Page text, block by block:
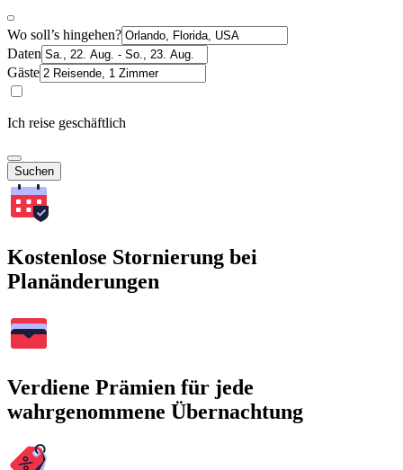
Wo soll’s hingehen?
Daten
Gäste
Ich reise geschäftlich
Suchen
Kostenlose Stornierung bei
Planänderungen
Verdiene Prämien für jede
wahrgenommene Übernachtung